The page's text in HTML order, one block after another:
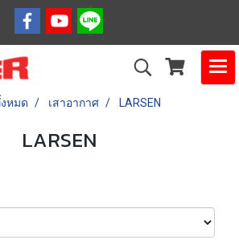
หมด เสาอากาศ LARSEN
LARSEN